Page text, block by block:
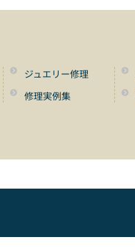
ジュエリー修理
修理実例集